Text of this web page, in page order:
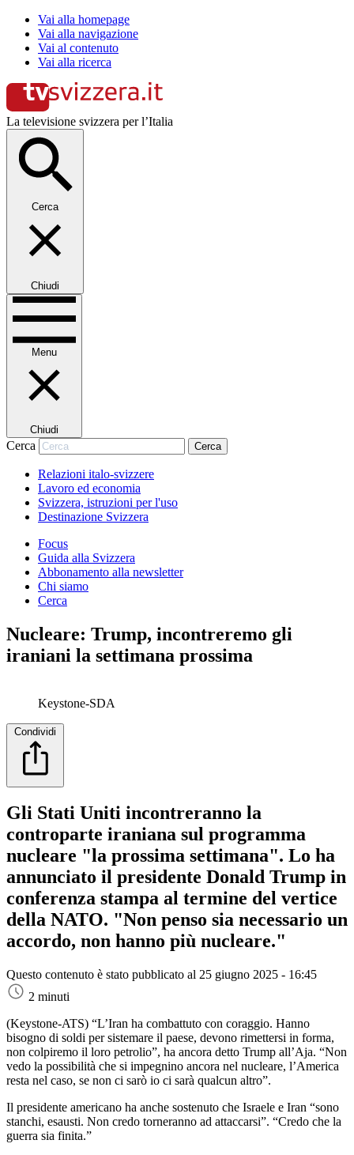
Vai alla homepage
Vai alla navigazione
Vai al contenuto
Vai alla ricerca
La televisione svizzera per l’Italia
Cerca
Chiudi
Menu
Chiudi
Cerca Cerca
Relazioni italo-svizzere
Lavoro ed economia
Svizzera, istruzioni per l'uso
Destinazione Svizzera
Focus
Guida alla Svizzera
Abbonamento alla newsletter
Chi siamo
Cerca
Nucleare: Trump, incontreremo gli
iraniani la settimana prossima
Keystone-SDA
Condividi
Gli Stati Uniti incontreranno la
controparte iraniana sul programma
nucleare "la prossima settimana". Lo ha
annunciato il presidente Donald Trump in
conferenza stampa al termine del vertice
della NATO. "Non penso sia necessario un
accordo, non hanno più nucleare."
Questo contenuto è stato pubblicato al 25 giugno 2025 - 16:45
2 minuti
(Keystone-ATS) “L’Iran ha combattuto con coraggio. Hanno
bisogno di soldi per sistemare il paese, devono rimettersi in forma,
non colpiremo il loro petrolio”, ha ancora detto Trump all’Aja. “Non
vedo la possibilità che si impegnino ancora nel nucleare, l’America
resta nel caso, se non ci sarò io ci sarà qualcun altro”.
Il presidente americano ha anche sostenuto che Israele e Iran “sono
stanchi, esausti. Non credo torneranno ad attaccarsi”. “Credo che la
guerra sia finita.”